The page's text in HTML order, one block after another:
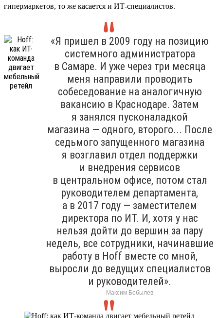
гипермаркетов, то же касается и ИТ-специалистов.
«Я пришел в 2009 году на позицию
системного администратора
в Самаре. И уже через три месяца
меня направили проводить
собеседование на аналогичную
вакансию в Краснодаре. Затем
я занялся пусконаладкой
магазина — одного, второго... После
седьмого запущенного магазина
я возглавил отдел поддержки
и внедрения сервисов
в центральном офисе, потом стал
руководителем департамента,
а в 2017 году — заместителем
директора по ИТ. И, хотя у нас
нельзя дойти до вершин за пару
недель, все сотрудники, начинавшие
работу в Hoff вместе со мной,
выросли до ведущих специалистов
и руководителей».
Максим Бобылев